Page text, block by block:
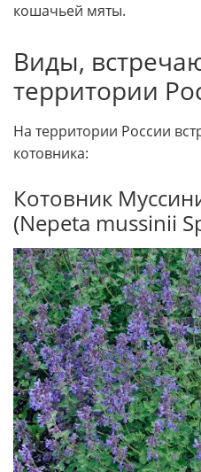
кошачьей мяты.
Виды,
территории
На территории России
котовника:
Котовник
(Nepeta mussinii